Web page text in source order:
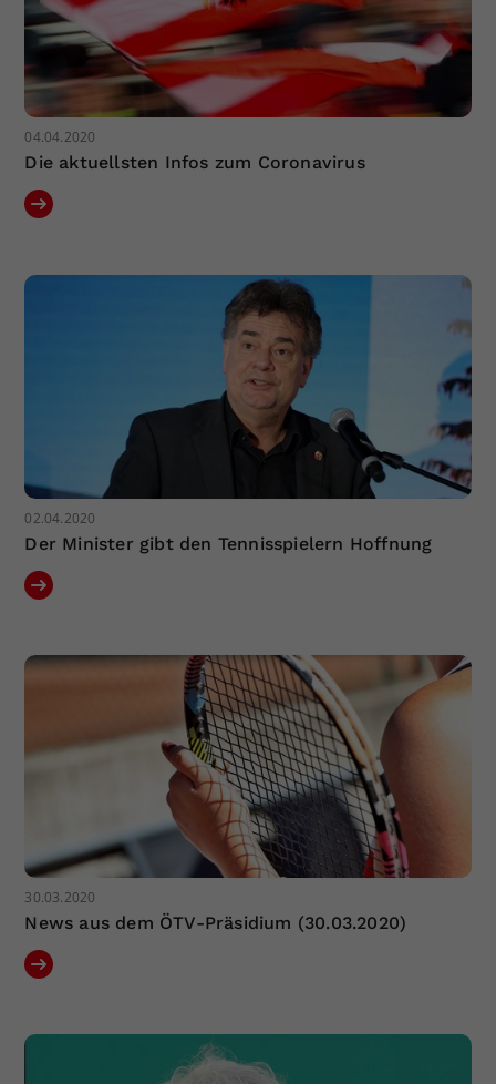
04.04.2020
Die aktuellsten Infos zum Coronavirus
02.04.2020
Der Minister gibt den Tennisspielern Hoffnung
30.03.2020
News aus dem ÖTV-Präsidium (30.03.2020)